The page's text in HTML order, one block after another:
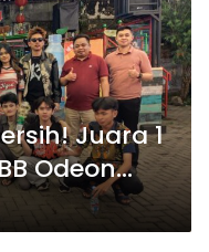
Juara 1
Odeon